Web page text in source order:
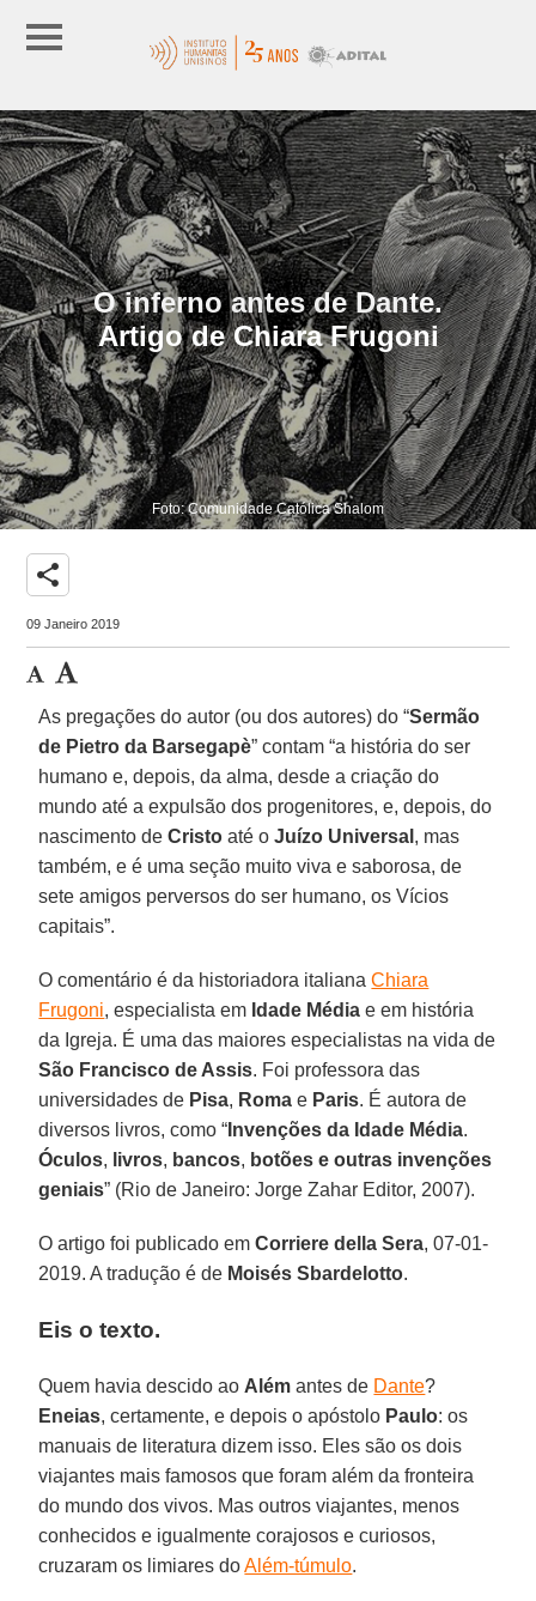
O inferno antes de Dante.
Artigo de Chiara Frugoni
Foto: Comunidade Católica Shalom
share
09 Janeiro 2019
As pregações do autor (ou dos autores) do “Sermão
de Pietro da Barsegapè” contam “a história do ser
humano e, depois, da alma, desde a criação do
mundo até a expulsão dos progenitores, e, depois, do
nascimento deCristo até oJuízo Universal , mas
também, e é uma seção muito viva e saborosa, de
sete amigos perversos do ser humano, os Vícios
capitais”.
O comentário é da historiadora italianaChiara
Frugoni, especialista em Idade Média e em história
da Igreja. É uma das maiores especialistas na vida de
São Francisco de Assis. Foi professora das
universidades de Pisa, Roma e Paris. É autora de
diversos livros, como “ Invenções da Idade Média.
Óculos, livros, bancos, botões e outras invenções
geniais” (Rio de Janeiro: Jorge Zahar Editor, 2007).
O artigo foi publicado emCorriere della Sera, 07-01-
2019. A tradução é de Moisés Sbardelotto.
Eis o texto.
Quem havia descido ao Além antes de Dante?
Eneias, certamente, e depois o apóstolo Paulo: os
manuais de literatura dizem isso. Eles são os dois
viajantes mais famosos que foram além da fronteira
do mundo dos vivos. Mas outros viajantes, menos
conhecidos e igualmente corajosos e curiosos,
cruzaram os limiares doAlém-túmulo.